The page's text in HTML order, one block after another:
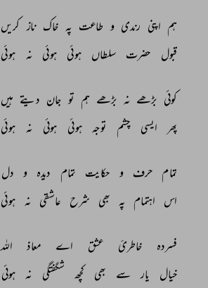
ہم اپنی رندی و طاعت پہ خاک ناز کریں
قبول
حضرت سلطاں ہوئی ہوئی نہ ہوئی
کوئی بڑھے نہ بڑھے ہم تو جان دیتے ہیں
پھر
ایسی چشم توجہ ہوئی ہوئی نہ ہوئی
تمام حرف و حکایت تمام دیدہ و
دل
اس
اہتمام پہ بھی شرح عاشقی نہ ہوئی
فسردہ خاطرئ عشق اے معاذ
اللہ
خیال
یار سے بھی کچھ شگفتگی نہ ہوئی